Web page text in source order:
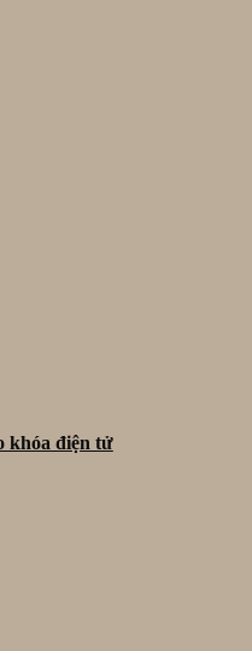
khóa điện tử